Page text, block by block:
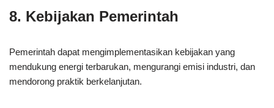
8. Kebijakan Pemerintah
Pemerintah dapat mengimplementasikan kebijakan yang
mendukung energi terbarukan, mengurangi emisi industri, dan
mendorong praktik berkelanjutan.